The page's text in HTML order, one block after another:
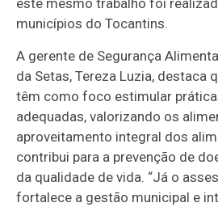
este mesmo trabalho foi
municípios do Tocantins.
A gerente de Segurança
da Setas, Tereza Luzia, destaca
têm como foco estimular
adequadas, valorizando os
aproveitamento integral dos
contribui para a prevenção de
da qualidade de vida. “Já o
fortalece a gestão municipal e